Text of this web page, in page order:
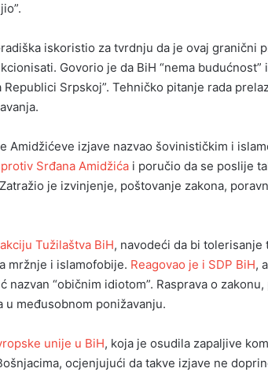
iskoristio za tvrdnju da je ovaj granični
Govorio je da BiH “nema budućnost”
Srpskoj”. Tehničko pitanje rada
Amidžićeve izjave nazvao šovinističkim i
Srđana Amidžića i poručio da se poslije
je izvinjenje, poštovanje zakona,
Tužilaštva BiH, navodeći da bi tolerisanje
mržnje i islamofobije. Reagovao je i SDP BiH,
nazvan “običnim idiotom”. Rasprava o
međusobnom ponižavanju.
unije u BiH, koja je osudila zapaljive
ocjenjujući da takve izjave ne